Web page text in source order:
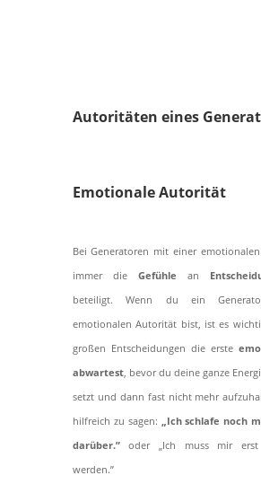
Autoritäten eines
Emotionale Autorität
Bei Generatoren mit einer
immer die Gefühle an
beteiligt. Wenn du ein
emotionalen Autorität bist, ist es
großen Entscheidungen die erste
abwartest, bevor du deine ganze
setzt und dann fast nicht mehr
hilfreich zu sagen:
„Ich schlafe noch
darüber.”oder „Ich muss mir erst
werden.”